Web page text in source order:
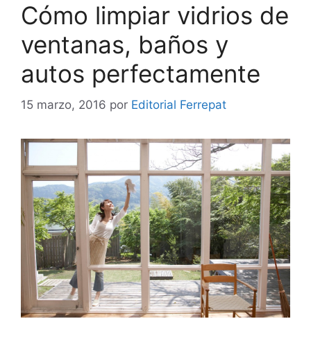
Cómo limpiar vidrios de
ventanas, baños y
autos perfectamente
15 marzo, 2016 por Editorial Ferrepat